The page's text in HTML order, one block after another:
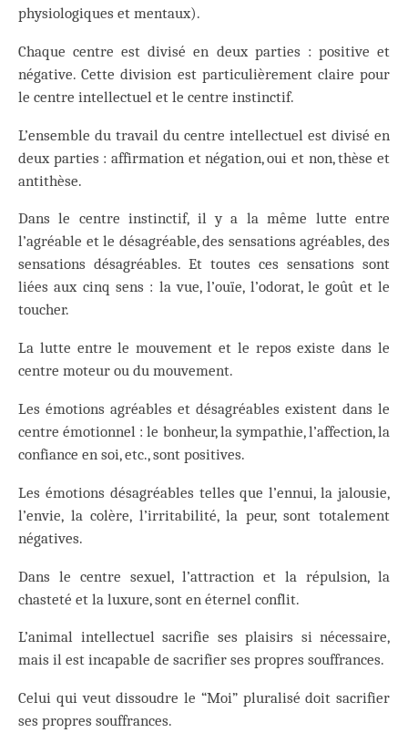
physiologiques et mentaux).
Chaque centre est divisé en deux parties : positive et
négative. Cette division est particulièrement claire pour
le centre intellectuel et le centre instinctif.
L’ensemble du travail du centre intellectuel est divisé en
deux parties : affirmation et négation, oui et non, thèse et
antithèse.
Dans le centre instinctif, il y a la même lutte entre
l’agréable et le désagréable, des sensations agréables, des
sensations désagréables. Et toutes ces sensations sont
liées aux cinq sens : la vue, l’ouïe, l’odorat, le goût et le
toucher.
La lutte entre le mouvement et le repos existe dans le
centre moteur ou du mouvement.
Les émotions agréables et désagréables existent dans le
centre émotionnel : le bonheur, la sympathie, l’affection, la
confiance en soi, etc., sont positives.
Les émotions désagréables telles que l’ennui, la jalousie,
l’envie, la colère, l’irritabilité, la peur, sont totalement
négatives.
Dans le centre sexuel, l’attraction et la répulsion, la
chasteté et la luxure, sont en éternel conflit.
L’animal intellectuel sacrifie ses plaisirs si nécessaire,
mais il est incapable de sacrifier ses propres souffrances.
Celui qui veut dissoudre le “Moi” pluralisé doit sacrifier
ses propres souffrances.